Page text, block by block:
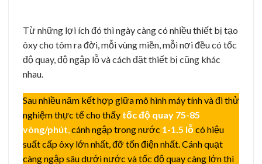
Từ những lợi ích đó thì ngày càng có nhiều thiết bị tạo
ôxy cho tôm ra đời, mỗi vùng miền, mỗi nơi đều có tốc
độ quay, độ ngập lỗ và cách đặt thiết bị cũng khác
nhau.
Sau nhiều năm kết hợp giữa mô hình máy tính và đi thử
nghiệm thực tế cho thấy tốc độ quay 75-85
vòng/phút,cánh ngập trong nước 1-1.5 lỗcó hiệu
suất cấp ôxy lớn nhất, đỡ tốn điện nhất. Cánh quạt
càng ngập sâu dưới nước và tốc độ quay càng lớn thì